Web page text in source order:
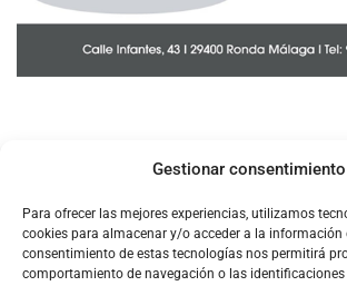
Gestionar consentimiento
Para ofrecer las mejores experiencias, utilizamos
cookies para almacenar y/o acceder a la información
consentimiento de estas tecnologías nos permitirá
comportamiento de navegación o las identificaciones